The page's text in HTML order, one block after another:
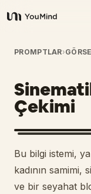
YouMind
Genel Bakış
Kullanım
Beceriler
İstemler
PROMPTLAR›
Çekimi
Bu bilgi istemi,
kadının
ve bir seyahat